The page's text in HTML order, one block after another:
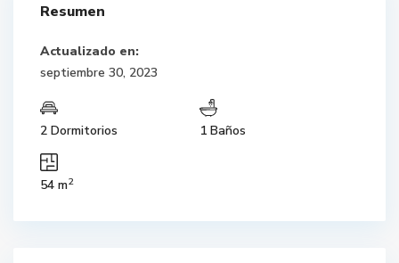
Resumen
Actualizado en:
septiembre 30, 2023
2 Dormitorios 1 Baños
54 m2